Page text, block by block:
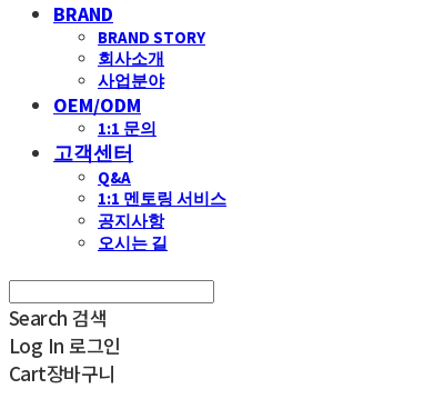
BRAND
BRAND STORY
회사소개
사업분야
OEM/ODM
1:1 문의
고객센터
Q&A
1:1 멘토링 서비스
공지사항
오시는 길
Search 검색
Log In 로그인
Cart장바구니